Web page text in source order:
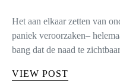
Het aan elkaar zetten van
paniek veroorzaken–
bang dat de naad te
VIEW POST